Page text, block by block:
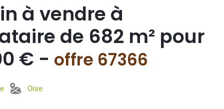
à vendre à
de 682 m² pour
€ - offre 67366
Oise